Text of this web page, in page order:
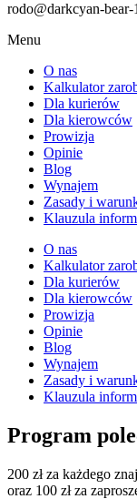
rodo@darkcyan-
Menu
O nas
Kalkulator
Dla kurierów
Dla kierowców
Prowizja
Opinie
Blog
Wynajem
Zasady i
Klauzula
O nas
Kalkulator
Dla kurierów
Dla kierowców
Prowizja
Opinie
Blog
Wynajem
Zasady i
Klauzula
Program
200 zł za każdego
oraz 100 zł za